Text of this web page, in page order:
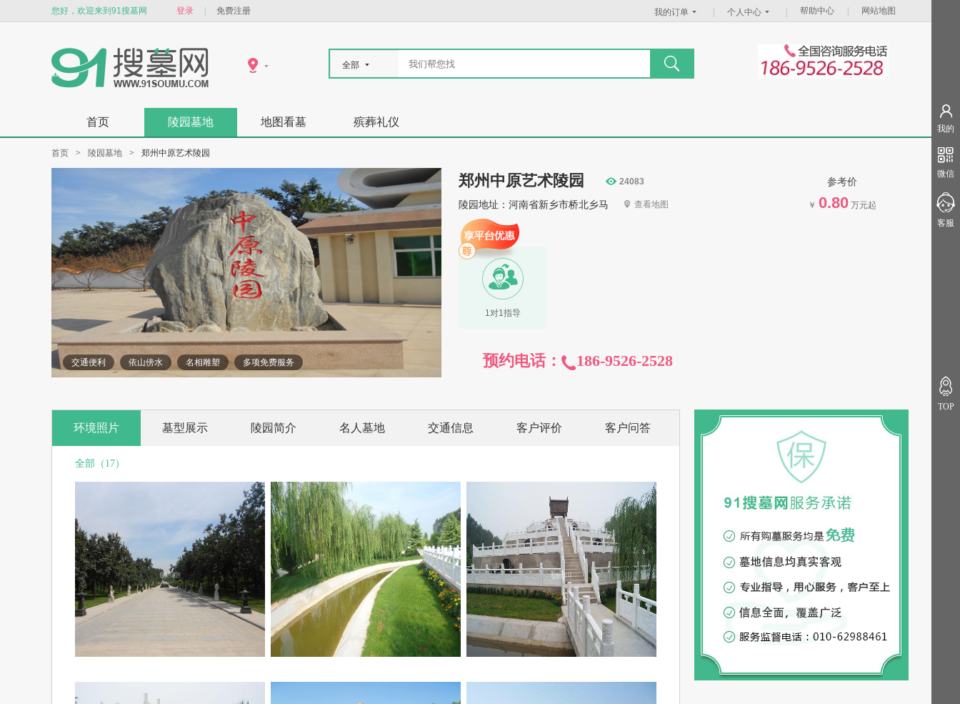
您好，欢迎来到91搜墓网 登录 免费注册 我的订单 个人中心 帮助中心 网站地图
全部
首页 陵园墓地 地图看墓 殡葬礼仪
首页 > 陵园墓地 > 郑州中原艺术陵园
交通便利 依山傍水 名相雕塑 多项免费服务
郑州中原艺术陵园 24083
陵园地址：河南省新乡市桥北乡马 查看地图
参考价
￥ 0.80 万元起
1对1指导
预约电话： 186-9526-2528
环境照片 墓型展示 陵园简介 名人墓地 交通信息 客户评价 客户问答
全部（17）
我的
微信
客服
TOP